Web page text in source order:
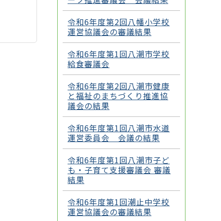
令和6年度第2回八幡小学校
運営協議会の審議結果
令和6年度第1回八潮市学校
給食審議会
令和6年度第2回八潮市健康
と福祉のまちづくり推進協
議会の結果
令和6年度第1回八潮市水道
運営委員会 会議の結果
令和6年度第1回八潮市子ど
も・子育て支援審議会 審議
結果
令和6年度第1回潮止中学校
運営協議会の審議結果